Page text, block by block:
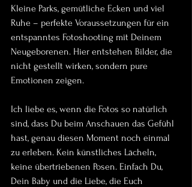
Kleine Parks, gemütliche Ecken und viel
Ruhe – perfekte Voraussetzungen für ein
entspanntes Fotoshooting mit Deinem
Neugeborenen. Hier entstehen Bilder, die
nicht gestellt wirken, sondern pure
Emotionen zeigen.
Ich liebe es, wenn die Fotos so natürlich
sind, dass Du beim Anschauen das Gefühl
hast, genau diesen Moment noch einmal
zu erleben. Kein künstliches Lächeln,
keine übertriebenen Posen. Einfach Du,
Dein Baby und die Liebe, die Euch